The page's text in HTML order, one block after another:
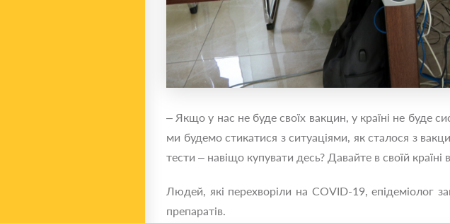
– Якщо у нас не буде своїх вакцин, у країні не буде
ми будемо стикатися з ситуаціями, як сталося з
тести – навіщо купувати десь? Давайте в своїй
Людей, які перехворіли на COVID-19, епідеміолог
препаратів.